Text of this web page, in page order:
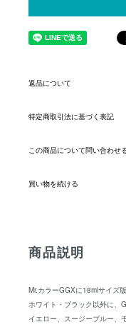
返品について
特定商取引法に基づく表記
この商品について問い合わせ
買い物を続ける
商品説明
Mr.カラーGGXに18mlサイズ版
ホワイト・ブラック以外に、
イエロー、スージーブルー、